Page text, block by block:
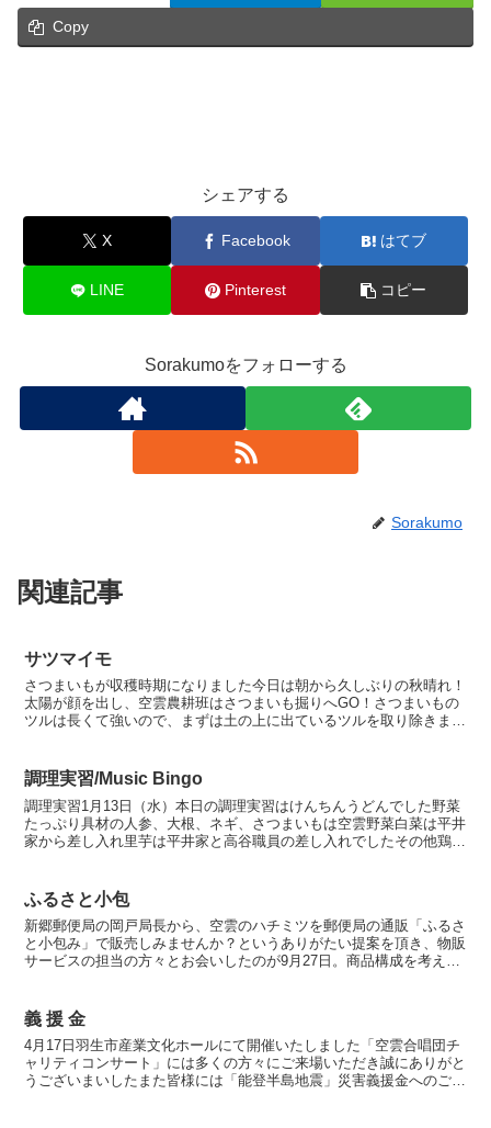
Copy
シェアする
X Facebook はてブ
LINE Pinterest コピー
Sorakumoをフォローする
Sorakumo
関連記事
サツマイモ
さつまいもが収穫時期になりました今日は朝から久しぶりの秋晴れ！
太陽が顔を出し、空雲農耕班はさつまいも掘りへGO！さつまいもの
ツルは長くて強いので、まずは土の上に出ているツルを取り除きます
調理実習/Music Bingo
調理実習1月13日（水）本日の調理実習はけんちんうどんでした野菜
たっぷり具材の人参、大根、ネギ、さつまいもは空雲野菜白菜は平井
家から差し入れ里芋は平井家と高谷職員の差し入れでしたその他鶏
ふるさと小包
新郷郵便局の岡戸局長から、空雲のハチミツを郵便局の通販「ふるさ
と小包み」で販売しみませんか？というありがたい提案を頂き、物販
サービスの担当の方々とお会いしたのが9月27日。商品構成を考え、
義 援 金
4月17日羽生市産業文化ホールにて開催いたしました「空雲合唱団チ
ャリティコンサート」には多くの方々にご来場いただき誠にありがと
うございまいしたまた皆様には「能登半島地震」災害義援金へのご協